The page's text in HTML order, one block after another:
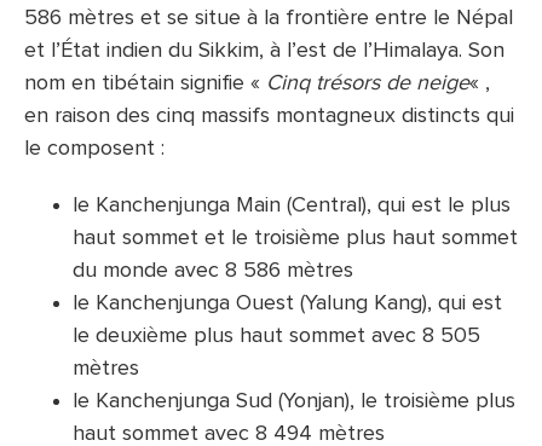
586 mètres et se situe à la frontière entre le Népal
et l’État indien du Sikkim, à l’est de l’Himalaya. Son
nom en tibétain signifie « Cinq trésors de neige« ,
en raison des cinq massifs montagneux distincts qui
le composent :
le Kanchenjunga Main (Central), qui est le plus
haut sommet et le troisième plus haut sommet
du monde avec 8 586 mètres
le Kanchenjunga Ouest (Yalung Kang), qui est
le deuxième plus haut sommet avec 8 505
mètres
le Kanchenjunga Sud (Yonjan), le troisième plus
haut sommet avec 8 494 mètres